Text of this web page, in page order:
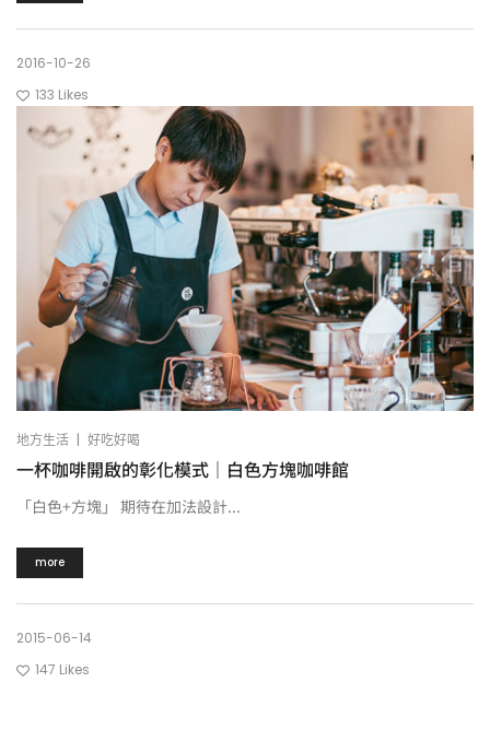
2016-10-26
133 Likes
地方生活 | 好吃好喝
一杯咖啡開啟的彰化模式｜白色方塊咖啡館
「白色+方塊」 期待在加法設計...
more
2015-06-14
147 Likes